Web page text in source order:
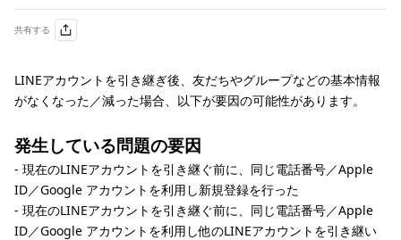
共有する
LINEアカウントを引き継ぎ後、友だちやグループなどの基本情報
がなくなった／減った場合、以下が要因の可能性があります。
発生している問題の要因​​​​​​​​
- 現在のLINEアカウントを引き継ぐ前に、同じ電話番号／Apple
ID／Google アカウントを利用し新規登録を行った
- 現在のLINEアカウントを引き継ぐ前に、同じ電話番号／Apple
ID／Google アカウントを利用し他のLINEアカウントを引き継い